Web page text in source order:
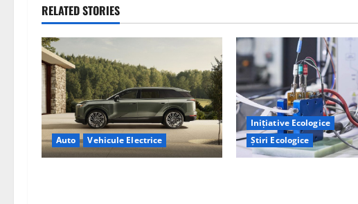
a
v
i
g
a
t
RELATED STORIES
Auto Vehicule Electrice
Inițiative Ecologice
Știri Ecologice